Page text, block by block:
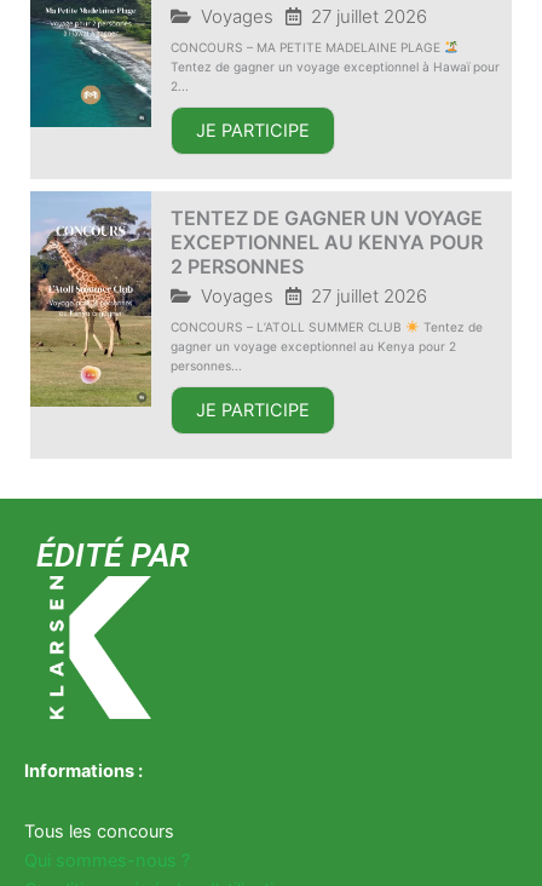
Voyages 27 juillet 2026
CONCOURS – MA PETITE MADELAINE PLAGE
Tentez de gagner un voyage exceptionnel à Hawaï pour
2...
JE PARTICIPE
TENTEZ DE GAGNER UN VOYAGE
EXCEPTIONNEL AU KENYA POUR
2 PERSONNES
Voyages 27 juillet 2026
CONCOURS – L’ATOLL SUMMER CLUB
Tentez de
gagner un voyage exceptionnel au Kenya pour 2
personnes...
JE PARTICIPE
ÉDITÉ PAR
Informations :
Tous les concours
Qui sommes-nous ?